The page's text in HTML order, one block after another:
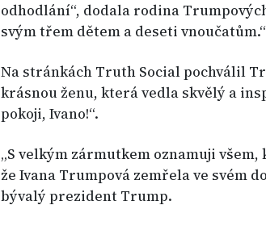
odhodlání“, dodala rodina
svým třem dětem a deseti vnoučatům.“
Na stránkách Truth Social pochválil
krásnou ženu, která vedla skvělý a
pokoji, Ivano!“.
„S velkým zármutkem oznamuji
že Ivana Trumpová zemřela ve svém
bývalý prezident Trump.